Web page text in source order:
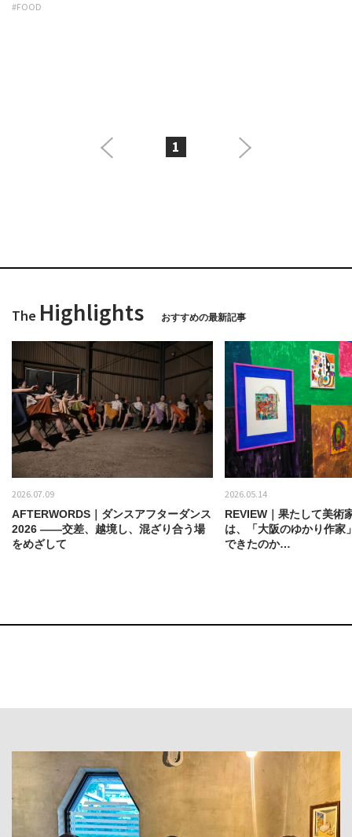
#FOOD
1
The Highlights おすすめの最新記事
2026.07.09
AFTERWORDS｜ダンスアフターダンス
2026 ——交差、越境し、混ざり合う場
をめざして
2026.05.14
REVIEW｜果たして美術
は、「大阪のゆかり作家
できたのか…